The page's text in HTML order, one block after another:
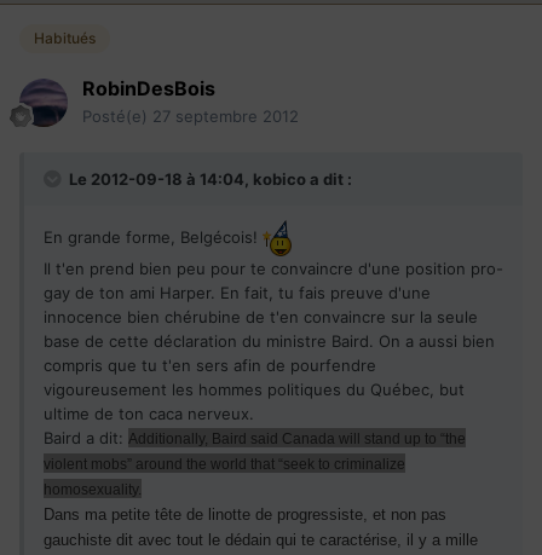
Habitués
RobinDesBois
Posté(e) 27 septembre 2012
Le 2012-09-18 à 14:04, kobico a dit :
En grande forme, Belgécois!
Il t'en prend bien peu pour te convaincre d'une position pro-
gay de ton ami Harper. En fait, tu fais preuve d'une
innocence bien chérubine de t'en convaincre sur la seule
base de cette déclaration du ministre Baird. On a aussi bien
compris que tu t'en sers afin de pourfendre
vigoureusement les hommes politiques du Québec, but
ultime de ton caca nerveux.
Baird a dit: Additionally, Baird said Canada will stand up to “the
violent mobs” around the world that “seek to criminalize
homosexuality.
Dans ma petite tête de linotte de progressiste, et non pas
gauchiste dit avec tout le dédain qui te caractérise, il y a mille